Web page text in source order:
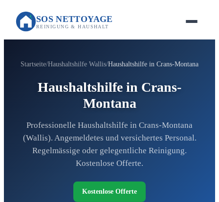
SOS NETTOYAGE
REINIGUNG & HAUSHALT
Startseite Haushaltshilfe Wallis Haushaltshilfe in Crans-Montana
Haushaltshilfe in Crans-
Montana
Professionelle Haushaltshilfe in Crans-Montana
(Wallis). Angemeldetes und versichertes Personal.
Regelmässige oder gelegentliche Reinigung.
Kostenlose Offerte.
Kostenlose Offerte